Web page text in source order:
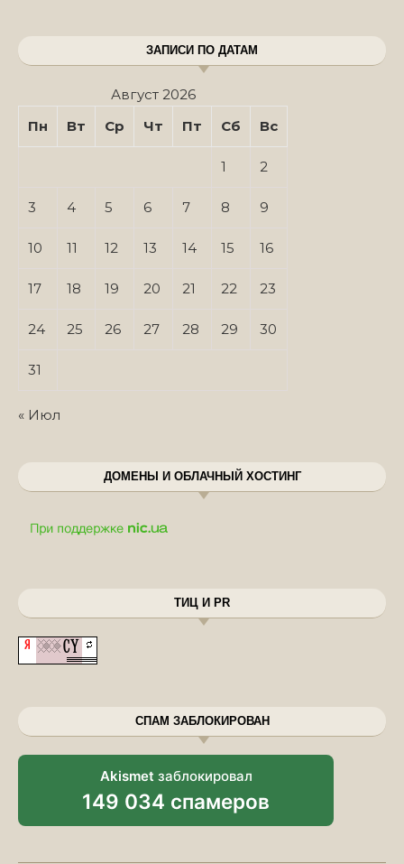
ЗАПИСИ ПО ДАТАМ
Август 2026
Пн
Вт Ср Чт Пт Сб Вс
1 2
3 4 5 6 7 8 9
10 11 12 13 14 15 16
17 18 19 20 21 22 23
24 25 26 27 28 29 30
31
« Июл
ДОМЕНЫ И ОБЛАЧНЫЙ ХОСТИНГ
ТИЦ И PR
СПАМ ЗАБЛОКИРОВАН
Akismet заблокировал
149 034 спамеров